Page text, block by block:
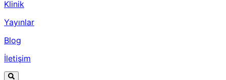
Klinik
Yayınlar
Blog
İletişim